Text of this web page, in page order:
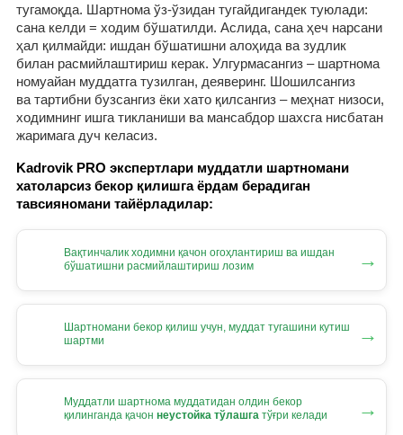
тугамоқда. Шартнома ўз-ўзидан тугайдигандек туюлади:
сана келди = ходим бўшатилди. Аслида, сана ҳеч нарсани
ҳал қилмайди: ишдан бўшатишни алоҳида ва зудлик
билан расмийлаштириш керак. Улгурмасангиз – шартнома
номуайан муддатга тузилган, деяверинг. Шошилсангиз
ва тартибни бузсангиз ёки хато қилсангиз – меҳнат низоси,
ходимнинг ишга тикланиши ва мансабдор шахсга нисбатан
жаримага дуч келасиз.
Kadrovik PRO экспертлари муддатли шартномани
хатоларсиз бекор қилишга ёрдам берадиган
тавсияномани тайёрладилар:
Вақтинчалик ходимни қачон огоҳлантириш ва ишдан
бўшатишни расмийлаштириш лозим
→
Шартномани бекор қилиш учун, муддат тугашини кутиш
шартми
→
Муддатли шартнома муддатидан олдин бекор
қилинганда қачон неустойка тўлашга тўғри келади →